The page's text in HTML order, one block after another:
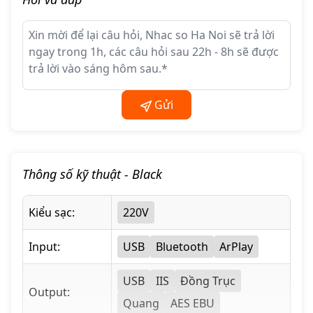
nguồn phát digital chuyên dụng.
Người dùng muốn tách biệt streamer khỏi DAC để nâng cấp
từng phần trong tương lai.
Các phòng nghe cao cấp, không cần thêm mạch khuếch đại
hay xử lý analog bên trong.
3. Cấu Hình Kỹ Thuật Chi Tiết
3.1. Vi Xử Lý & Hệ Điều Hành Mạnh Mẽ
Gửi
Thông số kỹ thuật- Black
Kiểu sạc: 220V
Input: USB Bluetooth ArPlay
Output:
USB IIS
Đồng Trục
Quang
AES EBU